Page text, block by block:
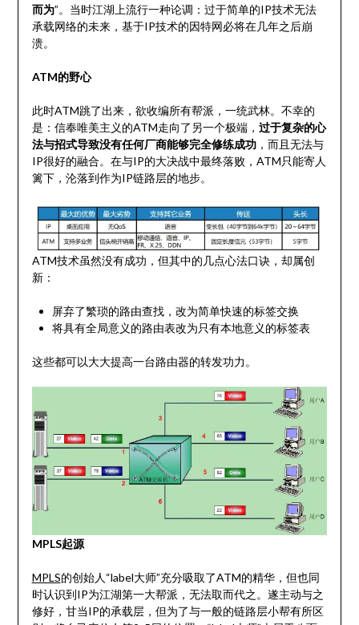
而为”。当时江湖上流行一种论调：过于简单的IP技术无法
承载网络的未来，基于IP技术的因特网必将在几年之后崩
溃。
ATM的野心
此时ATM跳了出来，欲收编所有帮派，一统武林。不幸的
是：信奉唯美主义的ATM走向了另一个极端， 过于复杂的心
法与招式导致没有任何厂商能够完全修练成功，而且无法与
IP很好的融合。在与IP的大决战中最终落败，ATM只能寄人
篱下，沦落到作为IP链路层的地步。
ATM技术虽然没有成功，但其中的几点心法口诀，却属创
新：
屏弃了繁琐的路由查找，改为简单快速的标签交换
将具有全局意义的路由表改为只有本地意义的标签表
这些都可以大大提高一台路由器的转发功力。
MPLS起源
MPLS的创始人“label大师”充分吸取了ATM的精华，但也同
时认识到IP为江湖第一大帮派，无法取而代之。遂主动与之
修好，甘当IP的承载层，但为了与一般的链路层小帮有所区